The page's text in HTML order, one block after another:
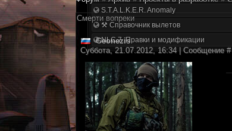
S.T.A.L.K.E.R. Anomaly
⚒ Справочник вылетов
NLC 7. Правки и модификации
Смерти вопреки
Geonezis
Суббота, 21.07.2012, 16:34 | Сообщение